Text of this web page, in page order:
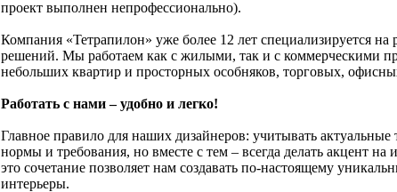
проект выполнен непрофессионально).
Компания «Тетрапилон» уже более 12 лет специализируется
решений. Мы работаем как с жилыми, так и с коммерческими
небольших квартир и просторных особняков, торговых,
Работать с нами – удобно и легко!
Главное правило для наших дизайнеров: учитывать
нормы и требования, но вместе с тем – всегда делать акцент
это сочетание позволяет нам создавать по-настоящему
интерьеры.